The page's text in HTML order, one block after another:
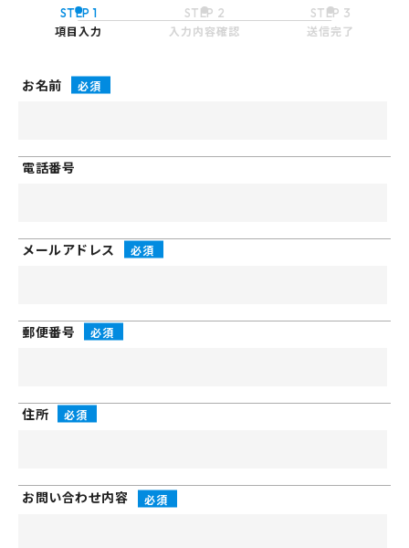
STEP 1
項目入力
STEP 2
入力内容確認
STEP 3
送信完了
お名前
電話番号
メールアドレス
郵便番号
住所
お問い合わせ内容